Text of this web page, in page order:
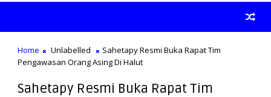
Home Unlabelled
Sahetapy Resmi Buka Rapat Tim
Pengawasan Orang Asing Di Halut
Sahetapy Resmi Buka Rapat Tim